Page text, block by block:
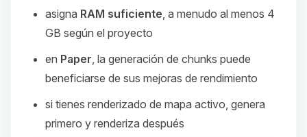
asigna RAM suficiente , a menudo al menos 4
GB según el proyecto
en Paper , la generación de chunks puede
beneficiarse de sus mejoras de rendimiento
si tienes renderizado de mapa activo, genera
primero y renderiza después